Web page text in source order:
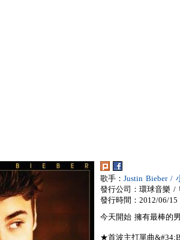
歌手： Justin Bieber /
發行公司：環球音樂 /
發行時間：2012/06/15
今天開始 擁有最棒的
★首波主打單曲